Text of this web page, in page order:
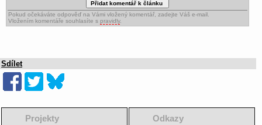
Pokud očekáváte odpověď na Vámi vložený komentář, zadejte Váš e-mail.
Vložením komentáře souhlasíte s pravidly.
Sdílet
Projekty Odkazy